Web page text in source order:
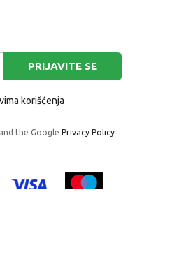
PRIJAVITE SE
korišćenja
the Google Privacy Policy